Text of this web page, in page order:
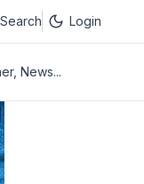
Login
News...